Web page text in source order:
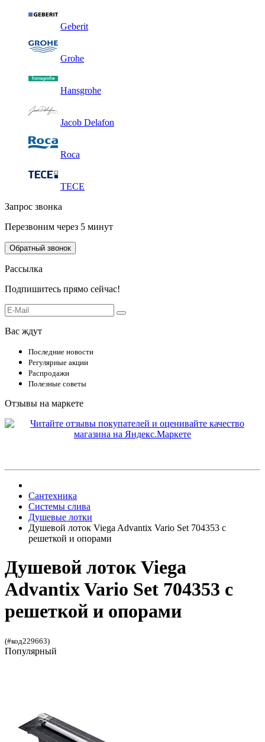
Geberit
Grohe
Hansgrohe
Jacob Delafon
Roca
TECE
Запрос звонка
Перезвоним через 5 минут
Обратный звонок
Рассылка
Подпишитесь прямо сейчас!
Вас ждут
Последние новости
Регулярные акции
Распродажи
Полезные советы
Отзывы на маркете
Сантехника
Системы слива
Душевые лотки
Душевой лоток Viega Advantix Vario Set 704353 с
решеткой и опорами
Душевой лоток Viega
Advantix Vario Set 704353 с
решеткой и опорами
(#код229663)
Популярный